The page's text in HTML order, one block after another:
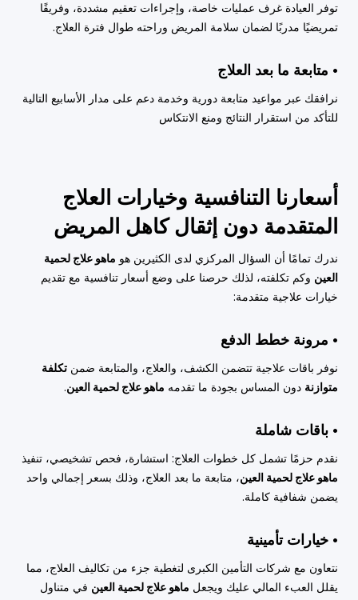
توفر العيادة غرف عمليات خاصة، وإجراءات تعقيم مشددة، وفريقًا
تمريضيًا مدربًا لضمان سلامة المريض وراحته طوال فترة العلاج.
• متابعة ما بعد العلاج
نرافقك عبر مواعيد متابعة دورية وخدمة دعم على مدار الأسابيع التالية
للتأكد من استقرار النتائج ومنع الانتكاس
أسعارنا التنافسية وخيارات العلاج
المتقدمة دون إثقال كاهل المريض
ندرك تمامًا أن السؤال المركزي لدى الكثيرين هو ماهو علاج لحمية
العين وكم تكلفته، لذلك حرصنا على وضع أسعار تنافسية مع تقديم
خيارات علاجية متقدمة:
• مرونة خطط الدفع
نوفر باقات علاجية تتضمن الكشف، والعلاج، والمتابعة ضمن تكلفة
متوازنة دون المساس بجودة ما تقدمه ماهو علاج لحمية العين.
• باقات شاملة
نقدم حزمًا تشمل كل خطوات العلاج: استشارة، فحص تشخيصي، تنفيذ
ماهو علاج لحمية العين، متابعة ما بعد العلاج، وذلك بسعر إجمالي واحد
يضمن شفافية كاملة.
• خيارات تأمينية
نتعاون مع شركات التأمين الكبرى لتغطية جزء من تكاليف العلاج، مما
يقلل العبء المالي عليك ويجعل ماهو علاج لحمية العين في متناول